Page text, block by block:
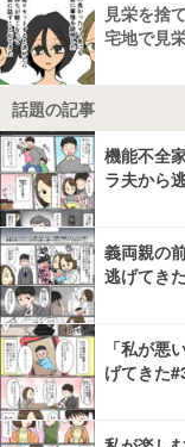
見栄を捨
宅地で見
話題の記事
機能不全
ラ夫から
義両親の
逃げてき
「私が悪
げてきた